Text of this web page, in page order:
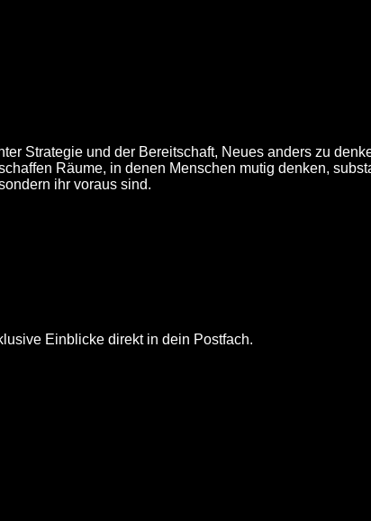
Strategie und der Bereitschaft, Neues anders zu
Räume, in denen Menschen mutig denken,
ihr voraus sind.
Einblicke direkt in dein Postfach.